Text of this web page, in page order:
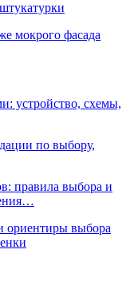
мокрого фасада
устройство, схемы,
по выбору,
правила выбора и
ориентиры выбора